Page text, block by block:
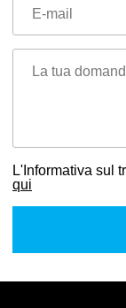
E-mail
La tua
L'Informativa sul
qui